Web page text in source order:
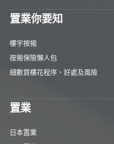
置業你要知
樓宇按揭
按揭保險懶人包
細數買樓花程序、好處及風險
置業
日本置業